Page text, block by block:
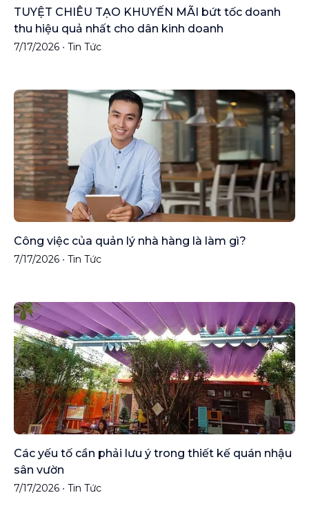
TUYỆT CHIÊU TẠO KHUYẾN MÃI bứt tốc doanh
thu hiệu quả nhất cho dân kinh doanh
7/17/2026 • Tin Tức
Công việc của quản lý nhà hàng là làm gì?
7/17/2026 • Tin Tức
Các yếu tố cần phải lưu ý trong thiết kế quán nhậu
sân vườn
7/17/2026 • Tin Tức